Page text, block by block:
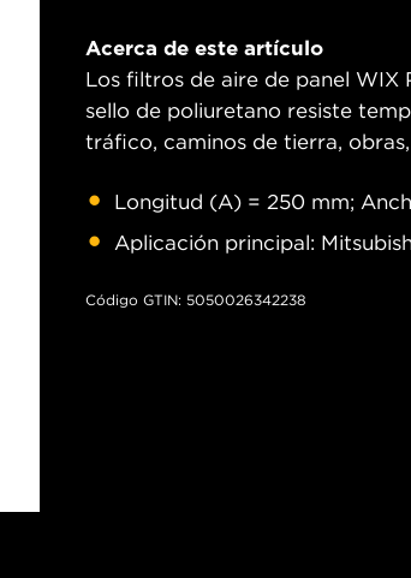
Acerca de este artículo
Los filtros de aire de panel WIX
sello de poliuretano resiste
tráfico, caminos de tierra,
Longitud (A) = 250 mm;
Aplicación principal:
Código GTIN: 5050026342238